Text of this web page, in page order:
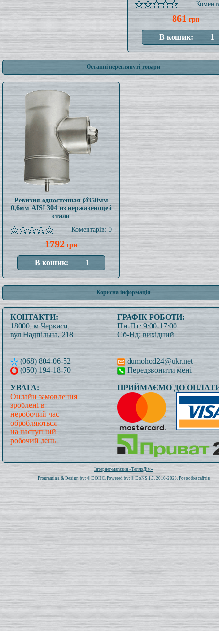
861 грн
Останні переглянуті товари
Ревизия одностенная Ø350мм
0,6мм AISI 304 из нержавеющей
стали
Коментарів: 0
1792 грн
Корисна інформація
КОНТАКТИ:
18000, м.Черкаси,
вул.Надпільна, 218
(068) 804-06-52
(050) 194-18-70
ГРАФІК РОБОТИ:
Пн-Пт: 9:00-17:00
Сб-Нд: вихідний
dumohod24@ukr.net
Передзвонити мені
УВАГА:
Онлайн замовлення
зроблені в
неробочий час
обробляються
на наступний
робочий день
ПРИЙМАЄМО ДО
Всього: 1020477 Сьогодні: 94
Інтернет-магазин «ТеплоДім»
Programing & Design by: © DOHC. Powered by: © DoNS 1.7. 2016-2026. Розробка сайтів